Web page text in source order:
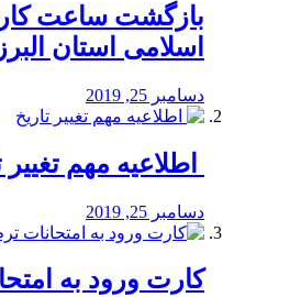
بازگشت ساعت
اسلامی استان البرز
دسامبر 25, 2019
اطلاعیه مهم تغییر
دسامبر 25, 2019
کارت ورود به